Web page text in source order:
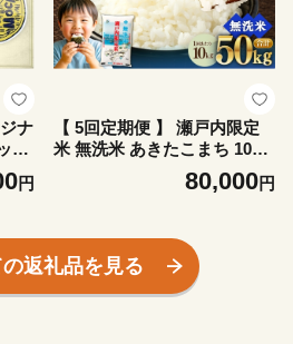
ナ
カ
ー
ョ
円
【 5回定期便 】 瀬戸内限定
米 無洗米 あきたこまち 10kg
米 お米 こめ コメ 白米 白飯
ご飯 飯 おにぎり ブランド米
80,000円
返礼品を見る